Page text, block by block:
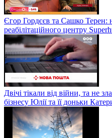
Єгор Гордєєв та Сашко Терен:
реабілітаційного центру
Двічі тікали від війни, та не
бізнесу Юлії та її доньки